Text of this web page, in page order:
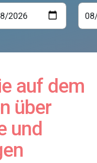
auf dem
über
und